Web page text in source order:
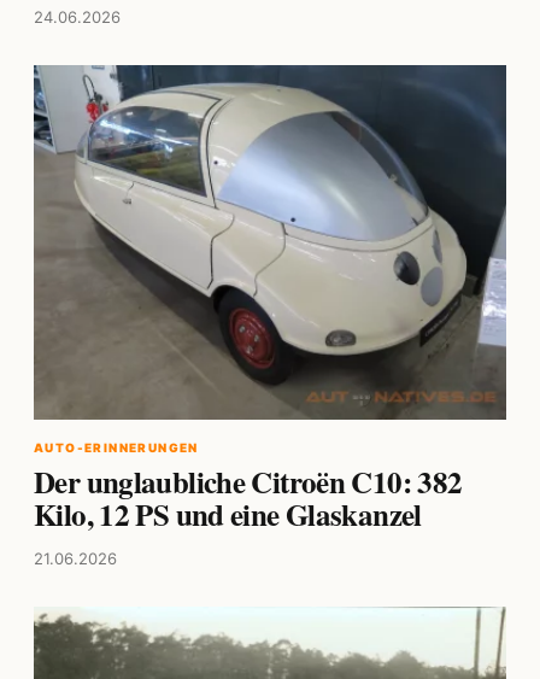
24.06.2026
AUTO-ERINNERUNGEN
Der unglaubliche Citroën C10: 382
Kilo, 12 PS und eine Glaskanzel
21.06.2026